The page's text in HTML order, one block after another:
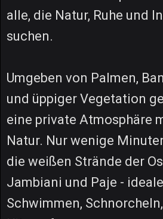
alle, die Natur, Ruhe und
suchen.
Umgeben von Palmen,
und üppiger Vegetation
eine private Atmosphäre
Natur. Nur wenige
die weißen Strände der
Jambiani und Paje -
Schwimmen,